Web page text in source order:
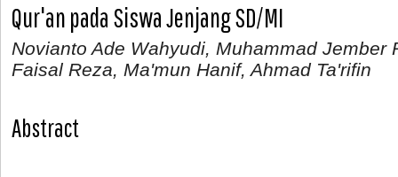
Qur'an pada Siswa Jenjang SD/MI
Novianto Ade Wahyudi, Muhammad Jember
Faisal Reza, Ma'mun Hanif, Ahmad Ta'rifin
Abstract